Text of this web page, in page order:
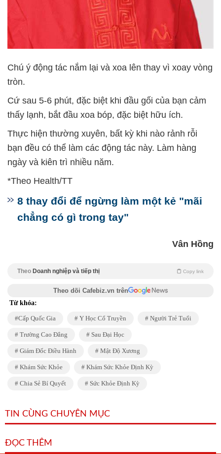
Chú ý động tác nắm lại và xoa lên thay vì xoay vòng
tròn.
Cứ sau 5-6 phút, đặc biệt khi đầu gối của bạn cảm
thấy lạnh, bắt đầu xoa bóp, đặc biệt hữu ích.
Thực hiện thường xuyên, bất kỳ khi nào rảnh rỗi
bạn đều có thể làm các động tác này. Làm hàng
ngày và kiên trì nhiều năm.
*Theo Health/TT
8 thay đổi để ngừng làm một kẻ "mãi
chẳng có gì trong tay"
Vân Hồng
Theo Doanh nghiệp và tiếp thị Copy link
Theo dõi Cafebiz.vn trên
Từ khóa:
Cấp Quốc Gia Y Học Cổ Truyền Người Trẻ Tuổi
Trường Cao Đẳng Sau Đại Học
Giám Đốc Điều Hành Mật Độ Xương
Khám Sức Khỏe Khám Sức Khỏe Định Kỳ
Chia Sẻ Bí Quyết Sức Khỏe Định Kỳ
TIN CÙNG CHUYÊN MỤC
ĐỌC THÊM